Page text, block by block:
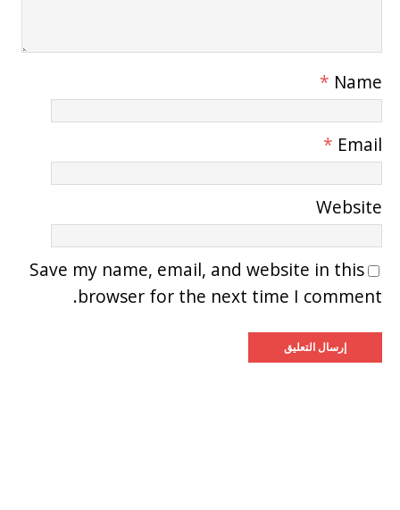
Name
*
Email
*
Website
Save my name, email, and website in this
browser for the next time I comment.